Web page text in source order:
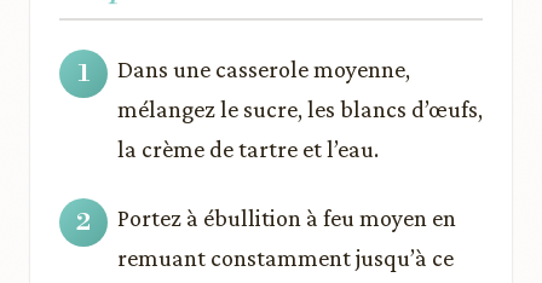
Dans une casserole moyenne,
mélangez le sucre, les blancs d’œufs,
la crème de tartre et l’eau.
Portez à ébullition à feu moyen en
remuant constamment jusqu’à ce